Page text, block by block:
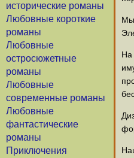
исторические романы
Любовные короткие
романы
Любовные
остросюжетные
романы
Любовные
современные романы
Любовные
фантастические
романы
Приключения
Мы
На